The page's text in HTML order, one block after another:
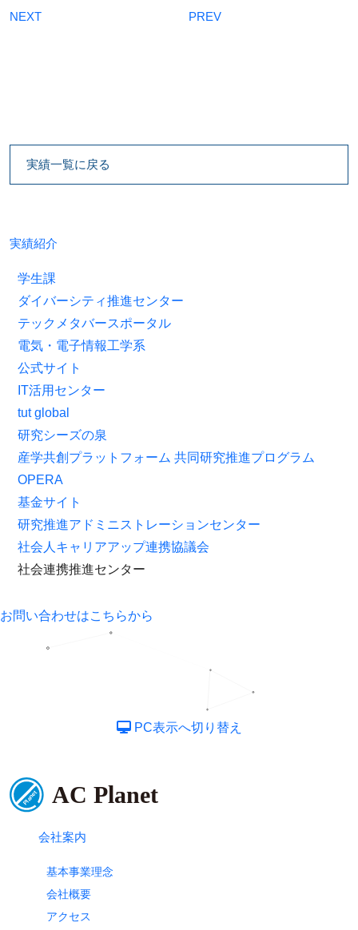
NEXT PREV
実績一覧に戻る
実績紹介
学生課
ダイバーシティ推進センター
テックメタバースポータル
電気・電子情報工学系
公式サイト
IT活用センター
tut global
研究シーズの泉
産学共創プラットフォーム 共同研究推進プログラム
OPERA
基金サイト
研究推進アドミニストレーションセンター
社会人キャリアアップ連携協議会
社会連携推進センター
お問い合わせはこちらから
PC表示へ切り替え
会社案内
基本事業理念
会社概要
アクセス